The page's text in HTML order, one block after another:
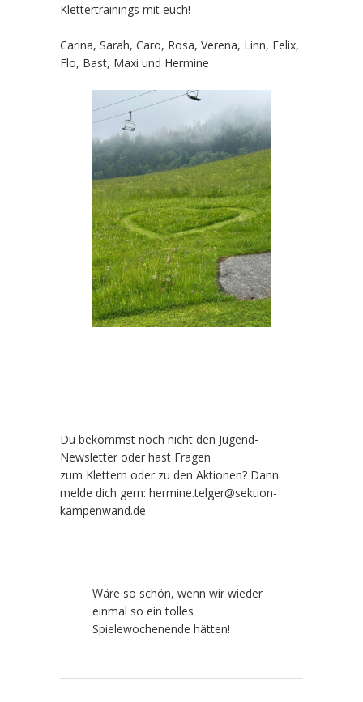
Klettertrainings mit euch!
Carina, Sarah, Caro, Rosa, Verena, Linn, Felix,
Flo, Bast, Maxi und Hermine
Du bekommst noch nicht den Jugend-
Newsletter oder hast Fragen
zum Klettern oder zu den Aktionen? Dann
melde dich gern: hermine.telger@sektion-
kampenwand.de
Wäre so schön, wenn wir wieder
einmal so ein tolles
Spielewochenende hätten!